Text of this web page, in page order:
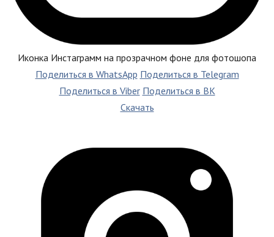
Иконка Инстаграмм на прозрачном фоне для фотошопа
Поделиться в WhatsApp Поделиться в Telegram
Поделиться в Viber Поделиться в ВК
Скачать